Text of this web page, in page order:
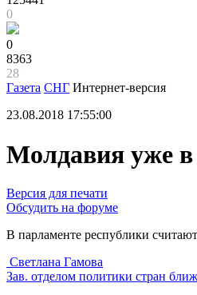
0
0
8363
28
Газета СНГ Интернет-версия
23.08.2018 17:55:00
Молдавия уже в
Версия для печати
Обсудить на форуме
В парламенте республики
Светлана Гамова
Зав. отделом политики стран